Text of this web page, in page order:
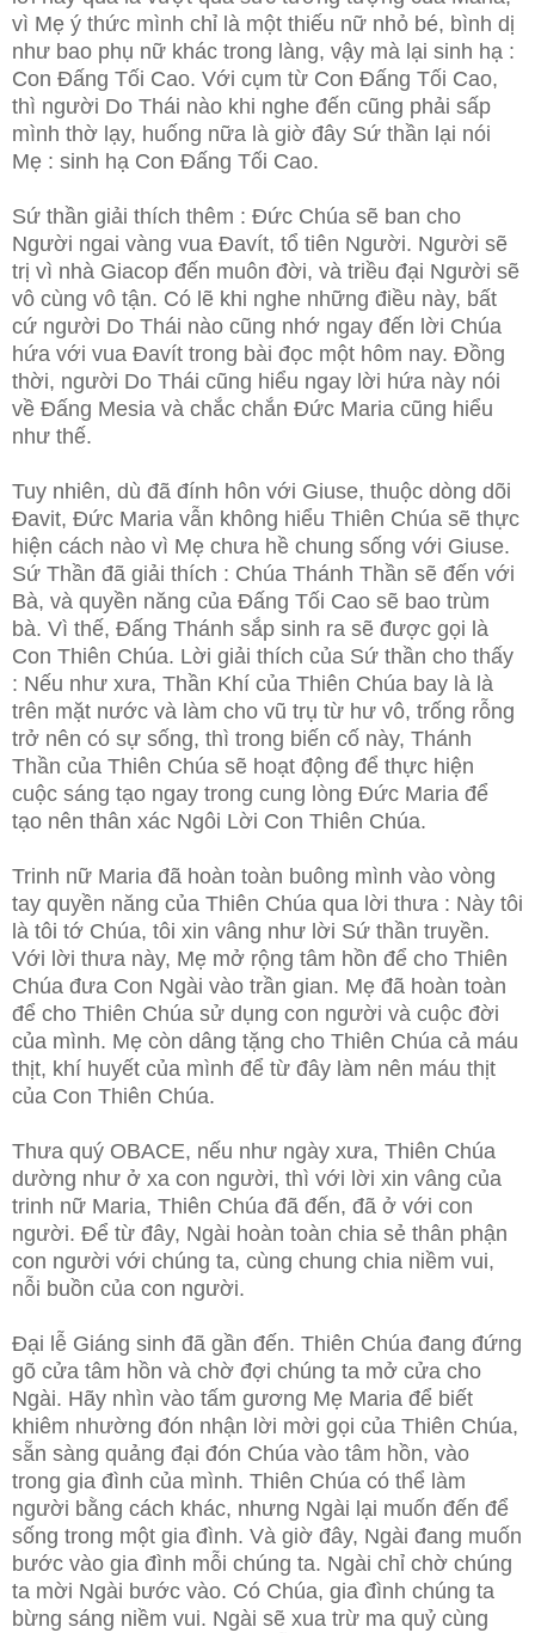
vì Mẹ ý thức mình chỉ là một thiếu nữ nhỏ bé, bình dị
như bao phụ nữ khác trong làng, vậy mà lại sinh hạ :
Con Đấng Tối Cao. Với cụm từ Con Đấng Tối Cao,
thì người Do Thái nào khi nghe đến cũng phải sấp
mình thờ lạy, huống nữa là giờ đây Sứ thần lại nói
Mẹ : sinh hạ Con Đấng Tối Cao.
Sứ thần giải thích thêm : Đức Chúa sẽ ban cho
Người ngai vàng vua Đavít, tổ tiên Người. Người sẽ
trị vì nhà Giacop đến muôn đời, và triều đại Người sẽ
vô cùng vô tận. Có lẽ khi nghe những điều này, bất
cứ người Do Thái nào cũng nhớ ngay đến lời Chúa
hứa với vua Đavít trong bài đọc một hôm nay. Đồng
thời, người Do Thái cũng hiểu ngay lời hứa này nói
về Đấng Mesia và chắc chắn Đức Maria cũng hiểu
như thế.
Tuy nhiên, dù đã đính hôn với Giuse, thuộc dòng dõi
Đavit, Đức Maria vẫn không hiểu Thiên Chúa sẽ thực
hiện cách nào vì Mẹ chưa hề chung sống với Giuse.
Sứ Thần đã giải thích : Chúa Thánh Thần sẽ đến với
Bà, và quyền năng của Đấng Tối Cao sẽ bao trùm
bà. Vì thế, Đấng Thánh sắp sinh ra sẽ được gọi là
Con Thiên Chúa. Lời giải thích của Sứ thần cho thấy
: Nếu như xưa, Thần Khí của Thiên Chúa bay là là
trên mặt nước và làm cho vũ trụ từ hư vô, trống rỗng
trở nên có sự sống, thì trong biến cố này, Thánh
Thần của Thiên Chúa sẽ hoạt động để thực hiện
cuộc sáng tạo ngay trong cung lòng Đức Maria để
tạo nên thân xác Ngôi Lời Con Thiên Chúa.
Trinh nữ Maria đã hoàn toàn buông mình vào vòng
tay quyền năng của Thiên Chúa qua lời thưa : Này tôi
là tôi tớ Chúa, tôi xin vâng như lời Sứ thần truyền.
Với lời thưa này, Mẹ mở rộng tâm hồn để cho Thiên
Chúa đưa Con Ngài vào trần gian. Mẹ đã hoàn toàn
để cho Thiên Chúa sử dụng con người và cuộc đời
của mình. Mẹ còn dâng tặng cho Thiên Chúa cả máu
thịt, khí huyết của mình để từ đây làm nên máu thịt
của Con Thiên Chúa.
Thưa quý OBACE, nếu như ngày xưa, Thiên Chúa
dường như ở xa con người, thì với lời xin vâng của
trinh nữ Maria, Thiên Chúa đã đến, đã ở với con
người. Để từ đây, Ngài hoàn toàn chia sẻ thân phận
con người với chúng ta, cùng chung chia niềm vui,
nỗi buồn của con người.
Đại lễ Giáng sinh đã gần đến. Thiên Chúa đang đứng
gõ cửa tâm hồn và chờ đợi chúng ta mở cửa cho
Ngài. Hãy nhìn vào tấm gương Mẹ Maria để biết
khiêm nhường đón nhận lời mời gọi của Thiên Chúa,
sẵn sàng quảng đại đón Chúa vào tâm hồn, vào
trong gia đình của mình. Thiên Chúa có thể làm
người bằng cách khác, nhưng Ngài lại muốn đến để
sống trong một gia đình. Và giờ đây, Ngài đang muốn
bước vào gia đình mỗi chúng ta. Ngài chỉ chờ chúng
ta mời Ngài bước vào. Có Chúa, gia đình chúng ta
bừng sáng niềm vui. Ngài sẽ xua trừ ma quỷ cùng